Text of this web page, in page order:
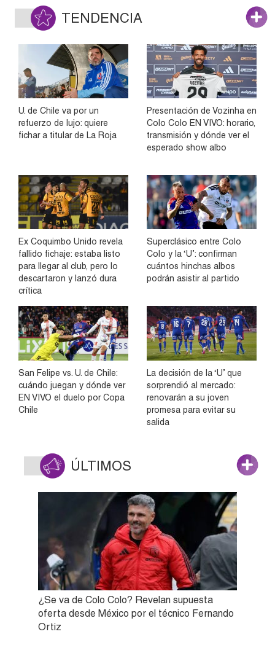
TENDENCIA
U. de Chile va por un
refuerzo de lujo: quiere
fichar a titular de La Roja
Presentación de Vozinha en
Colo Colo EN VIVO: horario,
transmisión y dónde ver el
esperado show albo
Ex Coquimbo Unido revela
fallido fichaje: estaba listo
para llegar al club, pero lo
descartaron y lanzó dura
crítica
Superclásico entre Colo
Colo y la ‘U’: confirman
cuántos hinchas albos
podrán asistir al partido
San Felipe vs. U. de Chile:
cuándo juegan y dónde ver
EN VIVO el duelo por Copa
Chile
La decisión de la ‘U’ que
sorprendió al mercado:
renovarán a su joven
promesa para evitar su
salida
ÚLTIMOS
¿Se va de Colo Colo? Revelan supuesta
oferta desde México por el técnico Fernando
Ortiz